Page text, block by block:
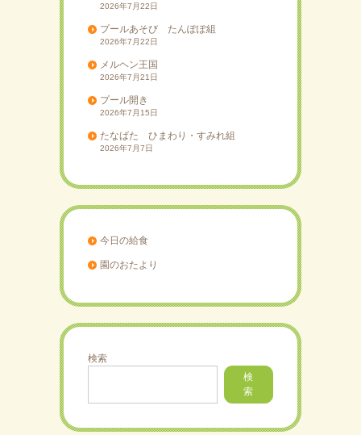
2026年7月22日
プールあそび たんぽぽ組
2026年7月22日
メルヘン王国
2026年7月21日
プール開き
2026年7月15日
たなばた ひまわり・すみれ組
2026年7月7日
今日の給食
園のおたより
検索
検
索